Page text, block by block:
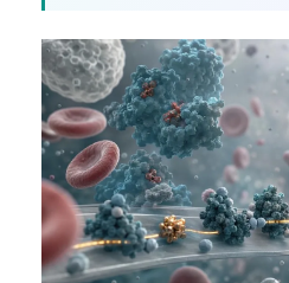
Suomi
Hrvatski
Slovenčina
كوردی‎
پښتو
سنڌي